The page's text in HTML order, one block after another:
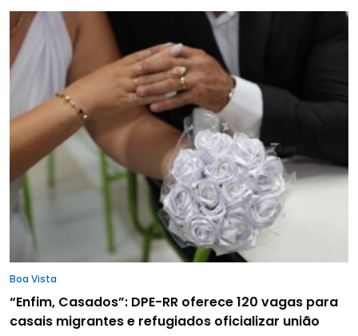
Boa Vista
“Enfim, Casados”: DPE-RR oferece 120 vagas para
casais migrantes e refugiados oficializar união